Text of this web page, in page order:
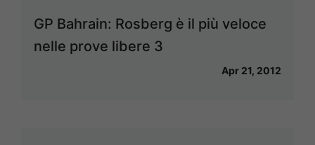
GP Bahrain: Rosberg è il più veloce
nelle prove libere 3
Apr 21, 2012